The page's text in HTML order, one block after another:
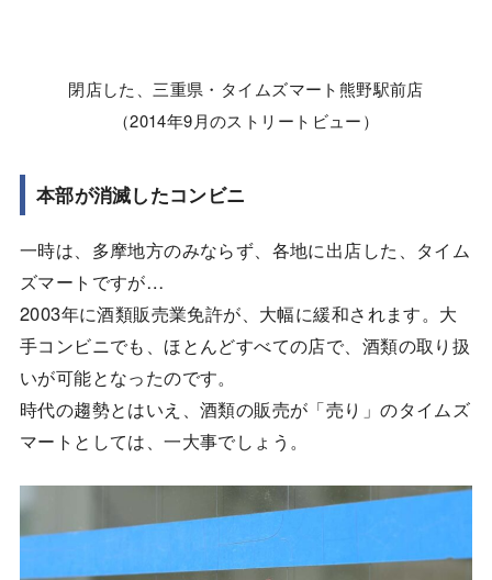
閉店した、三重県・タイムズマート熊野駅前店
（2014年9月のストリートビュー）
本部が消滅したコンビニ
一時は、多摩地方のみならず、各地に出店した、タイム
ズマートですが…
2003年に酒類販売業免許が、大幅に緩和されます。大
手コンビニでも、ほとんどすべての店で、酒類の取り扱
いが可能となったのです。
時代の趨勢とはいえ、酒類の販売が「売り」のタイムズ
マートとしては、一大事でしょう。